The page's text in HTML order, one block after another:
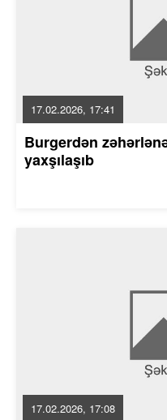
17.02.2026, 17:41
Burgerdən
yaxşılaşıb
17.02.2026, 17:08